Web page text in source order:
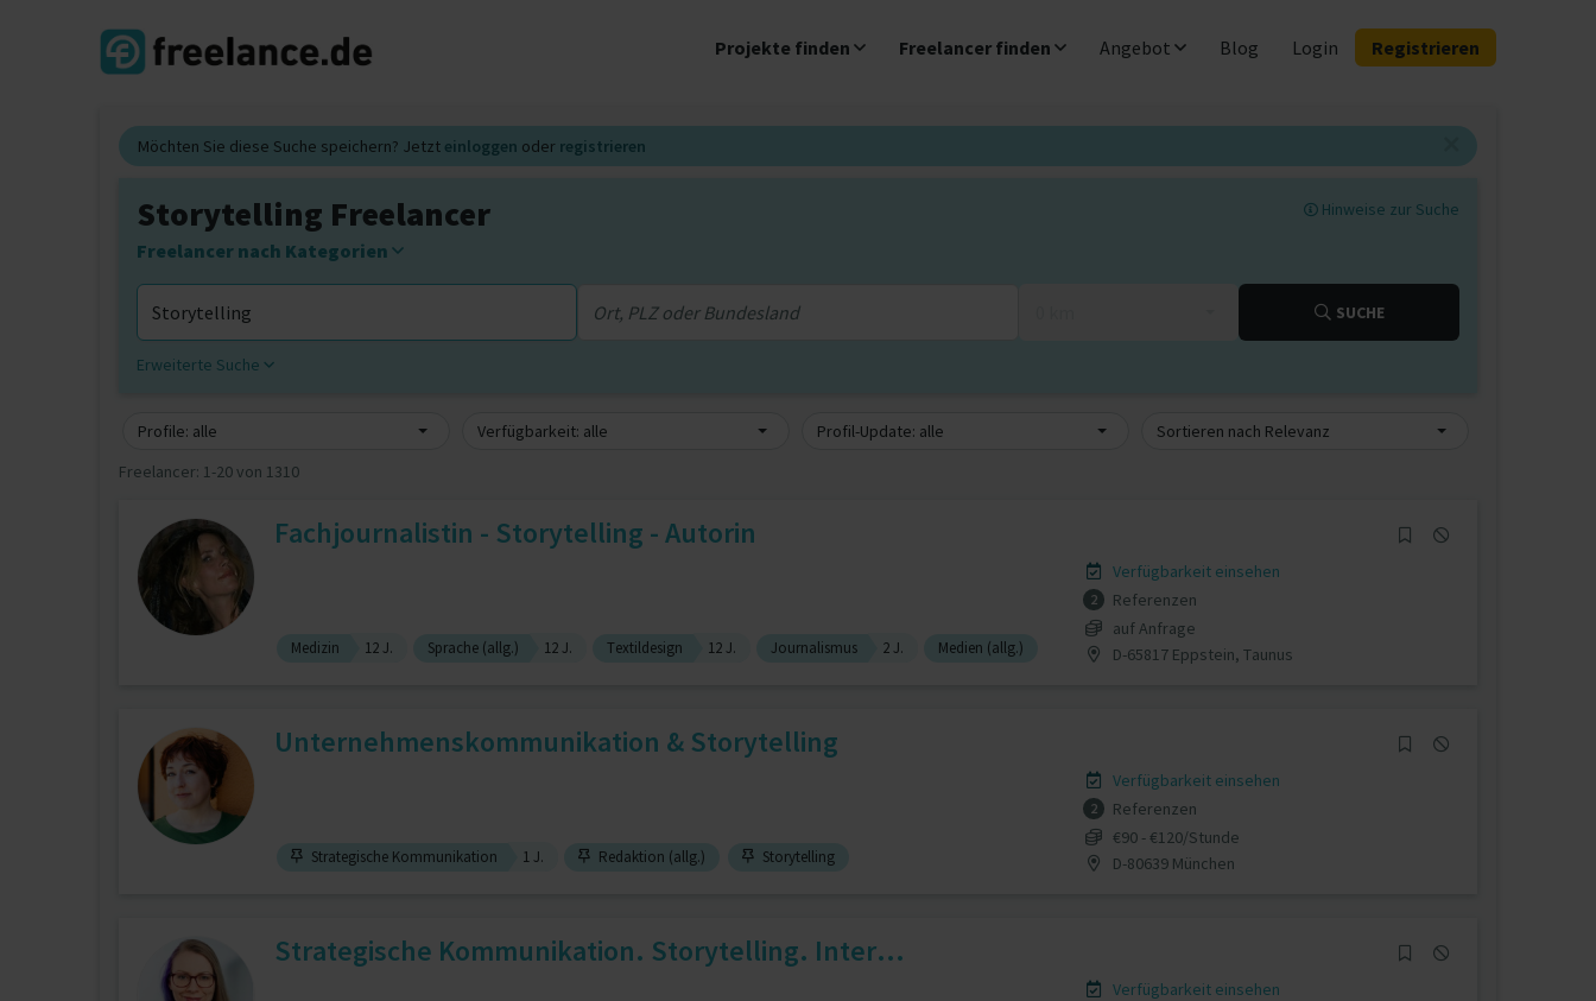
Projekte finden Freelancer finden Angebot Blog Login Registrieren
Möchten Sie diese Suche speichern? Jetzt einloggen oder registrieren
Hinweise zur Suche
Storytelling Freelancer
Freelancer nach Kategorien
SUCHE
Erweiterte Suche
Profile: alle Verfügbarkeit: alle Profil-Update: alle
Sortieren nach Relevanz
Freelancer: 1-20 von 1310
Fachjournalistin - Storytelling - Autorin
Medizin 12 J. Sprache (allg.) 12 J. Textildesign 12 J. Journalismus 2 J. Medien (allg.)
Verfügbarkeit einsehen
2
Referenzen
auf Anfrage
D-65817 Eppstein, Taunus
Unternehmenskommunikation & Storytelling
Strategische Kommunikation 1 J. Redaktion (allg.) Storytelling
Verfügbarkeit einsehen
2
Referenzen
€90 - €120/Stunde
D-80639 München
Strategische Kommunikation. Storytelling. Inter...
Verfügbarkeit einsehen